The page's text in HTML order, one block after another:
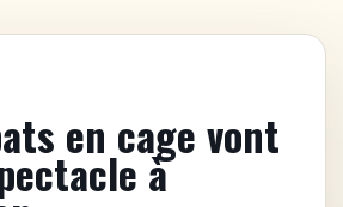
en cage vont
à